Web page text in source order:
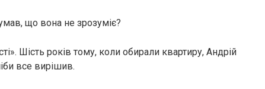
що вона не зрозуміє?
Шість років тому, коли обирали квартиру, Андрій
все вирішив.